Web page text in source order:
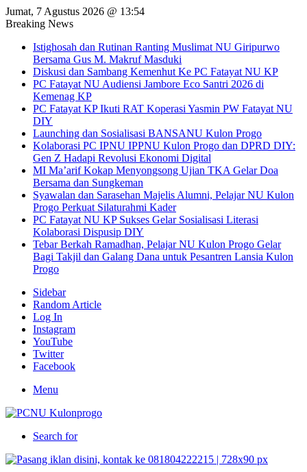
Jumat, 7 Agustus 2026 @ 13:54
Breaking News
Istighosah dan Rutinan Ranting Muslimat NU Giripurwo
Bersama Gus M. Makruf Masduki
Diskusi dan Sambang Kemenhut Ke PC Fatayat NU KP
PC Fatayat NU Audiensi Jambore Eco Santri 2026 di
Kemenag KP
PC Fatayat KP Ikuti RAT Koperasi Yasmin PW Fatayat NU
DIY
Launching dan Sosialisasi BANSANU Kulon Progo
Kolaborasi PC IPNU IPPNU Kulon Progo dan DPRD DIY:
Gen Z Hadapi Revolusi Ekonomi Digital
MI Ma’arif Kokap Menyongsong Ujian TKA Gelar Doa
Bersama dan Sungkeman
Syawalan dan Sarasehan Majelis Alumni, Pelajar NU Kulon
Progo Perkuat Silaturahmi Kader
PC Fatayat NU KP Sukses Gelar Sosialisasi Literasi
Kolaborasi Dispusip DIY
Tebar Berkah Ramadhan, Pelajar NU Kulon Progo Gelar
Bagi Takjil dan Galang Dana untuk Pesantren Lansia Kulon
Progo
Sidebar
Random Article
Log In
Instagram
YouTube
Twitter
Facebook
Menu
Search for